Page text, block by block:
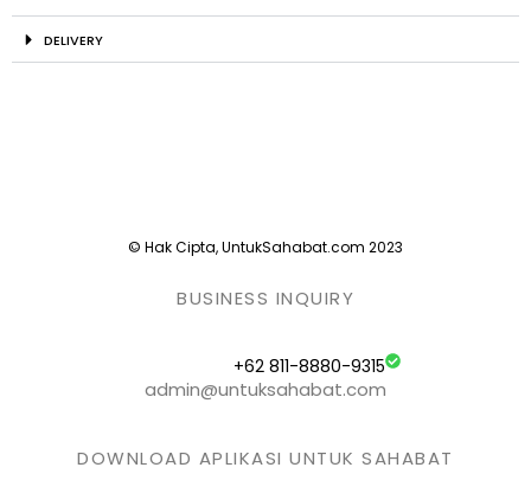
DELIVERY
© Hak Cipta, UntukSahabat.com 2023
BUSINESS INQUIRY
+62 811-8880-9315
admin@untuksahabat.com
DOWNLOAD APLIKASI UNTUK SAHABAT